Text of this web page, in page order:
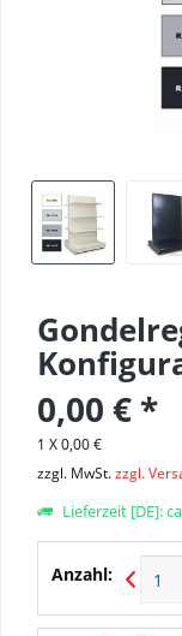
0,00 € *
1 X 0,00 €
zzgl. MwSt.zzgl.
Lieferzeit [DE]:
Anzahl: